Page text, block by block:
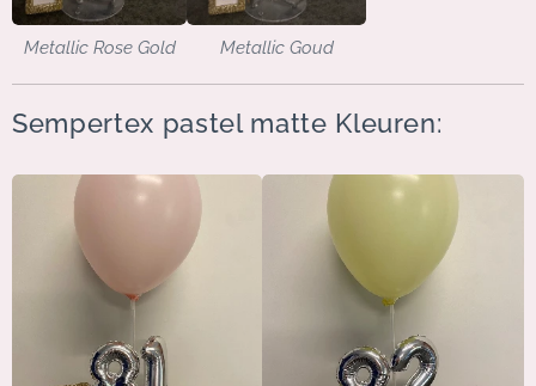
Metallic Rose Gold Metallic Goud
Sempertex pastel matte Kleuren: